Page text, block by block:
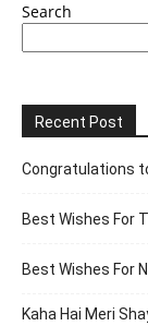
Search
Recent Post
Congratulations
Best Wishes For
Best Wishes For
Kaha Hai Meri